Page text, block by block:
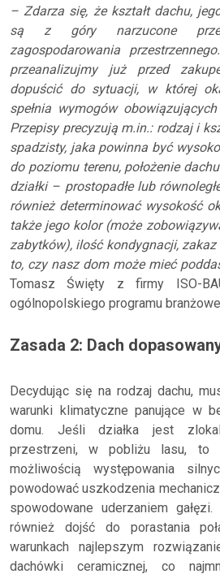
– Zdarza się, że kształt dachu,
są z góry narzucone
zagospodarowania
przeanalizujmy już przed
dopuścić do sytuacji, w której
spełnia wymogów
Przepisy precyzują m.in.: rodzaj i
spadzisty, jaka powinna być
do poziomu terenu, położenie
działki – prostopadłe lub
również determinować wysokość
także jego kolor (może
zabytków), ilość kondygnacji,
to, czy nasz dom może mieć
Tomasz Święty z firmy ISO-
ogólnopolskiego programu
Zasada 2: Dach
Decydując się na rodzaj dachu,
warunki klimatyczne panujące w
domu. Jeśli działka jest
przestrzeni, w pobliżu lasu,
możliwością występowania
powodować uszkodzenia
spowodowane uderzaniem
również dojść do porastania
warunkach najlepszym
dachówki ceramicznej, co